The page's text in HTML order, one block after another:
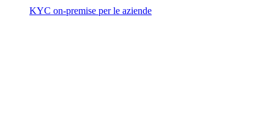
KYC on-premise per le aziende